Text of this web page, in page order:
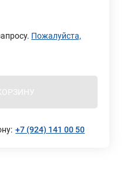
Пожалуйста,
+7 (924) 141 00 50